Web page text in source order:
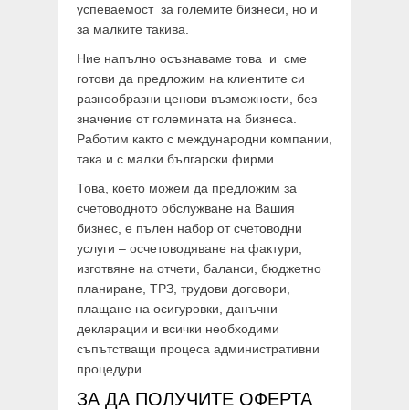
успеваемост за големите бизнеси, но и
за малките такива.
Ние напълно осъзнаваме това и сме
готови да предложим на клиентите си
разнообразни ценови възможности, без
значение от големината на бизнеса.
Работим както с международни компании,
така и с малки български фирми.
Това, което можем да предложим за
счетоводното обслужване на Вашия
бизнес, е пълен набор от счетоводни
услуги – осчетоводяване на фактури,
изготвяне на отчети, баланси, бюджетно
планиране, ТРЗ, трудови договори,
плащане на осигуровки, данъчни
декларации и всички необходими
съпътстващи процеса административни
процедури.
ЗА ДА ПОЛУЧИТЕ ОФЕРТА